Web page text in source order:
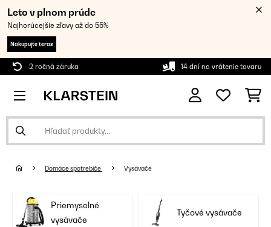
Leto v plnom prúde
Najhorúcejšie zľavy až do 55%
Nakupujte teraz
2 ročná záruka 14 dní na vrátenie tovaru
Domáce spotrebiče Vysávače
Priemyselné
vysávače
Tyčové vysávače